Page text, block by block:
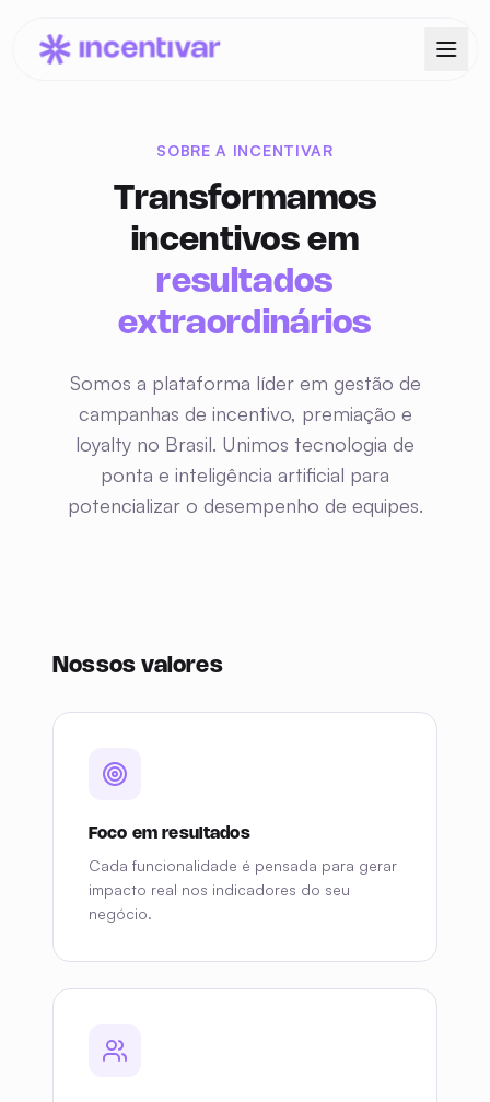
SOBRE A INCENTIVAR
Transformamos
incentivos em
resultados
extraordinários
Somos a plataforma líder em gestão de
campanhas de incentivo, premiação e
loyalty no Brasil. Unimos tecnologia de
ponta e inteligência artificial para
potencializar o desempenho de equipes.
Nossos valores
Cada funcionalidade é pensada para gerar
impacto real nos indicadores do seu
negócio.